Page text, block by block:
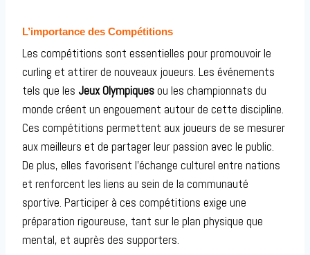
L’importance des Compétitions
Les compétitions sont essentielles pour promouvoir le
curling et attirer de nouveaux joueurs. Les événements
tels que les Jeux Olympiquesou les championnats du
monde créent un engouement autour de cette discipline.
Ces compétitions permettent aux joueurs de se mesurer
aux meilleurs et de partager leur passion avec le public.
De plus, elles favorisent l’échange culturel entre nations
et renforcent les liens au sein de la communauté
sportive. Participer à ces compétitions exige une
préparation rigoureuse, tant sur le plan physique que
mental, et auprès des supporters.